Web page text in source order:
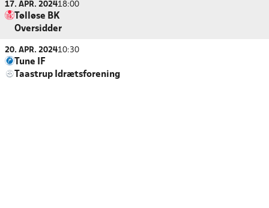
17. APR. 202418:00
Tølløse BK
Oversidder
20. APR. 202410:30
Tune IF
Taastrup Idrætsforening